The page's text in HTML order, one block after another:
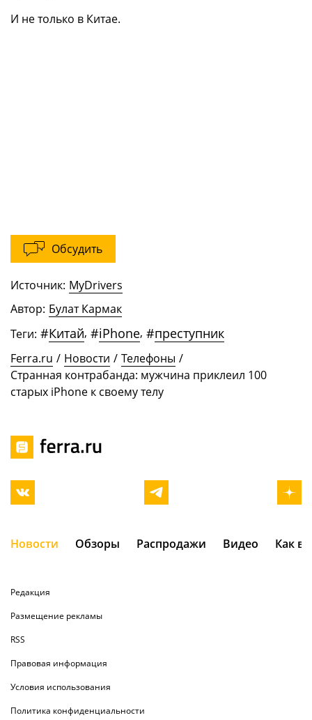
И не только в Китае.
Обсудить
Источник: MyDrivers
Автор: Булат Кармак
Теги: #Китай, #iPhone, #преступник
Ferra.ru / Новости / Телефоны /
Странная контрабанда: мужчина приклеил 100
старых iPhone к своему телу
Новости Обзоры Распродажи Видео Как
Редакция
Размещение рекламы
RSS
Правовая информация
Условия использования
Политика конфиденциальности